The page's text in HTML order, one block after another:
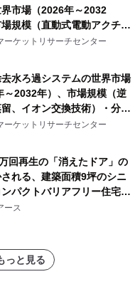
市場（2026年～2032
規模（直動式電動アクチュ
転式電動アクチュエー
レポートを発表
ーケットリサーチセンター
水ろ過システムの世界市場
～2032年）、市場規模（逆
、イオン交換技術）・分析
発表
ーケットリサーチセンター
回再生の「消えたドア」の
れる、建築面積9坪のシニ
パクトバリアフリー住宅が
ース
っと見る